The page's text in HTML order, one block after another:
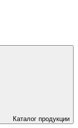
Каталог продукции